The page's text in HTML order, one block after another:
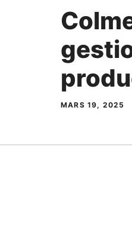
MARS 19, 2025